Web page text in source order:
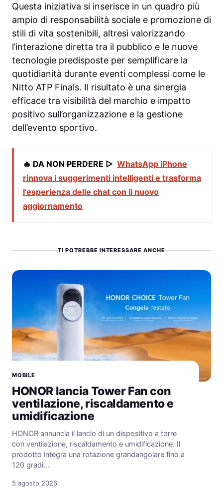
Questa iniziativa si inserisce in un quadro più
ampio di responsabilità sociale e promozione di
stili di vita sostenibili, altresì valorizzando
l’interazione diretta tra il pubblico e le nuove
tecnologie predisposte per semplificare la
quotidianità durante eventi complessi come le
Nitto ATP Finals. Il risultato è una sinergia
efficace tra visibilità del marchio e impatto
positivo sull’organizzazione e la gestione
dell’evento sportivo.
🔥 DA NON PERDERE ▷ WhatsApp iPhone
rinnova i suggerimenti intelligenti e trasforma
l’esperienza delle chat con il nuovo
aggiornamento
TI POTREBBE INTERESSARE ANCHE
MOBILE
HONOR lancia Tower Fan con
ventilazione, riscaldamento e
umidificazione
HONOR annuncia il lancio di un dispositivo a torre
con ventilazione, riscaldamento e umidificazione. Il
prodotto integra una rotazione grandangolare fino a
120 gradi…
5 agosto 2026